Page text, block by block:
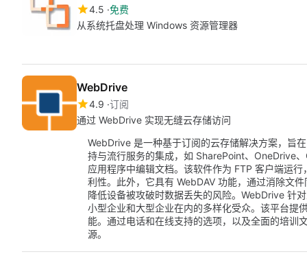
4.5 免费
从系统托盘处理 Windows 资源管理器
WebDrive
4.9 订阅
通过 WebDrive 实现无缝云存储访问
WebDrive 是一种基于订阅的云存储解决方案，旨
持与流行服务的集成，如 SharePoint、OneDrive
应用程序中编辑文档。该软件作为 FTP 客户端运
利性。此外，它具有 WebDAV 功能，通过消除文
降低设备被攻破时数据丢失的风险。WebDrive 针
小型企业和大型企业在内的多样化受众。该平台提
能。通过电话和在线支持的选项，以及全面的培训
源。